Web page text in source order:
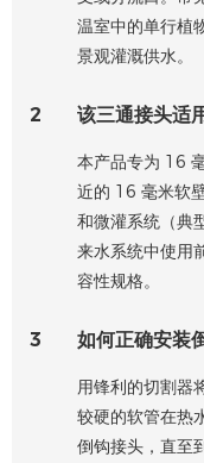
温室中的单行植
景观灌溉供水。
2 该三通接头适
本产品专为 16
近的 16 毫米软
和微灌系统（典
来水系统中使用
容性规格。
3 如何正确安装
用锋利的切割器
较硬的软管在热
倒钩接头，直至